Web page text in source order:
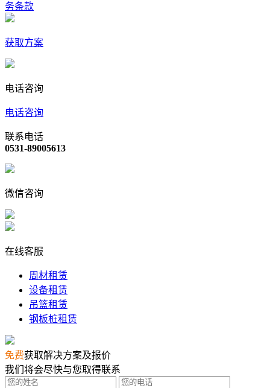
务条款
获取方案
电话咨询
电话咨询
联系电话
0531-89005613
微信咨询
在线客服
周材租赁
设备租赁
吊篮租赁
钢板桩租赁
免费获取解决方案及报价
我们将会尽快与您取得联系